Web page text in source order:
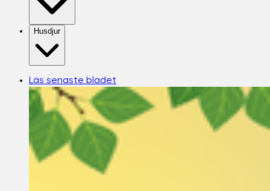
Husdjur
Läs senaste bladet